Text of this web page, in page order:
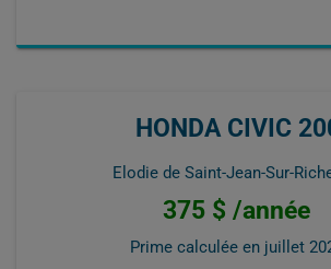
HONDA CIVIC
Elodie de Saint-Jean-Sur-
375 $ /année
Prime calculée en juillet